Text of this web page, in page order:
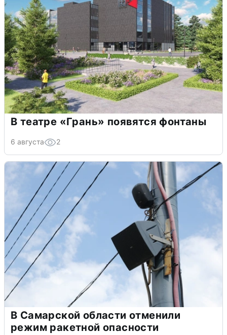
В театре «Грань» появятся фонтаны
6 августа 2
В Самарской области отменили
режим ракетной опасности